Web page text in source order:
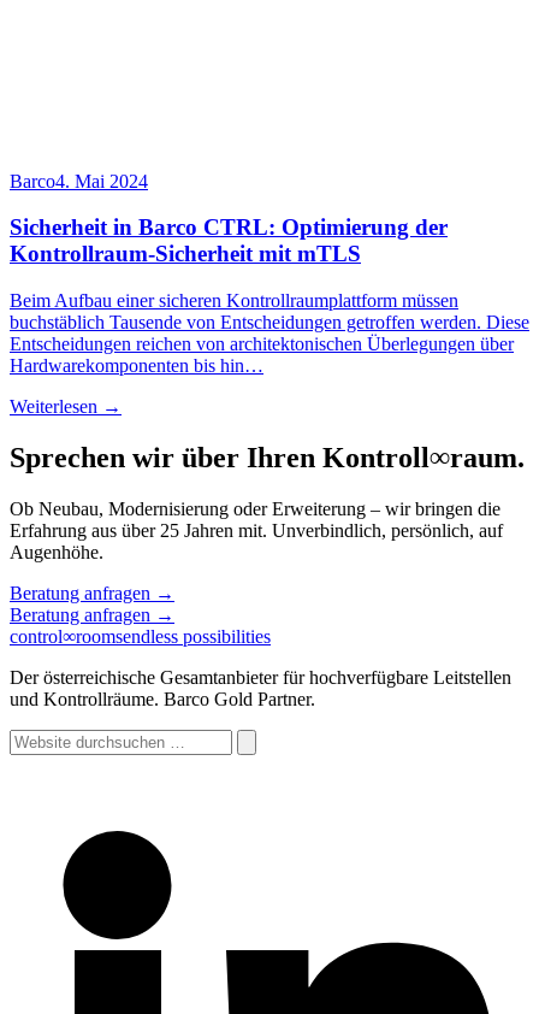
Barco4. Mai 2024
Sicherheit in Barco CTRL: Optimierung der
Kontrollraum-Sicherheit mit mTLS
Beim Aufbau einer sicheren Kontrollraumplattform müssen
buchstäblich Tausende von Entscheidungen getroffen werden. Diese
Entscheidungen reichen von architektonischen Überlegungen über
Hardwarekomponenten bis hin…
Weiterlesen →
Sprechen wir über Ihren Kontroll∞raum.
Ob Neubau, Modernisierung oder Erweiterung – wir bringen die
Erfahrung aus über 25 Jahren mit. Unverbindlich, persönlich, auf
Augenhöhe.
Beratung anfragen →
Beratung anfragen →
control∞roomsendless possibilities
Der österreichische Gesamtanbieter für hochverfügbare Leitstellen
und Kontrollräume. Barco Gold Partner.
Website
durchsuchen